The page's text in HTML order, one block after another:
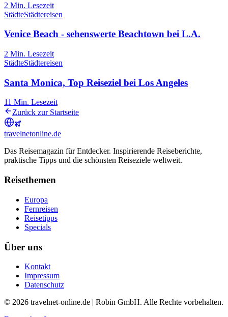
2 Min. Lesezeit
StädteStädtereisen
Venice Beach - sehenswerte Beachtown bei L.A.
2 Min. Lesezeit
StädteStädtereisen
Santa Monica, Top Reiseziel bei Los Angeles
11 Min. Lesezeit
Zurück zur Startseite
travelnetonline.de
Das Reisemagazin für Entdecker. Inspirierende Reiseberichte,
praktische Tipps und die schönsten Reiseziele weltweit.
Reisethemen
Europa
Fernreisen
Reisetipps
Specials
Über uns
Kontakt
Impressum
Datenschutz
© 2026 travelnet-online.de | Robin GmbH. Alle Rechte vorbehalten.